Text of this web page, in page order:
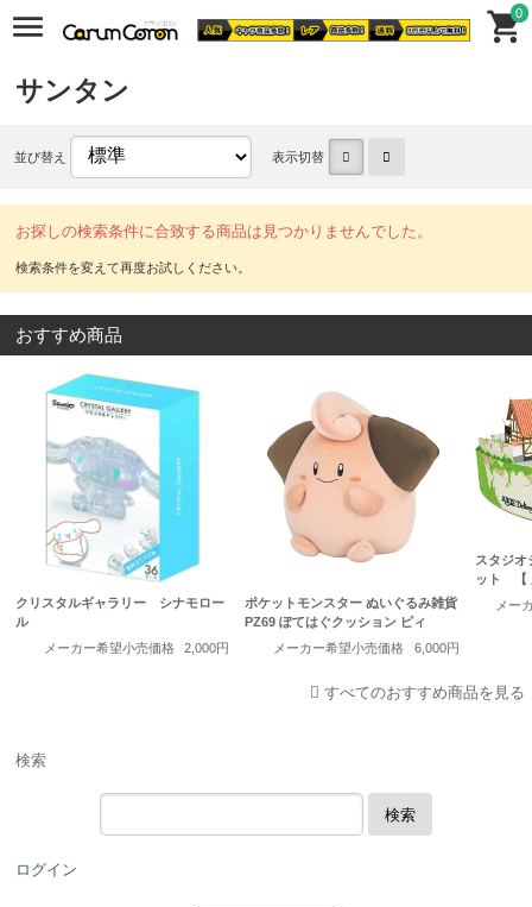
0
サンタン
並び替え 表示切替
お探しの検索条件に合致する商品は見つかりませんでした。
おすすめ商品
クリスタルギャラリー シナモロー
ル
メーカー希望小売価格
2,000円
ポケットモンスター ぬいぐるみ雑貨
PZ69 ぽてはぐクッション ピィ
メーカー希望小売価格
6,000円
スタジ
ット 【
メー
すべてのおすすめ商品を見る
検索
検索
ログイン